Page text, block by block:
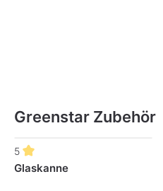
Greenstar Zubehör
Produktgalerie überspringen
Glaskanne
5